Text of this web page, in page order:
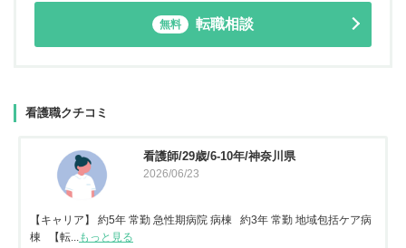
無料 転職相談
看護職クチコミ
看護師/29歳/6-10年/神奈川県
2026/06/23
【キャリア】 約5年 常勤 急性期病院 病棟 約3年 常勤 地域包括ケア病
棟 【転...もっと見る